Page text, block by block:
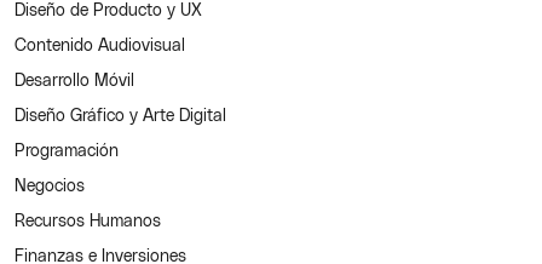
Diseño de Producto y UX
Contenido Audiovisual
Desarrollo Móvil
Diseño Gráfico y Arte Digital
Programación
Negocios
Recursos Humanos
Finanzas e Inversiones